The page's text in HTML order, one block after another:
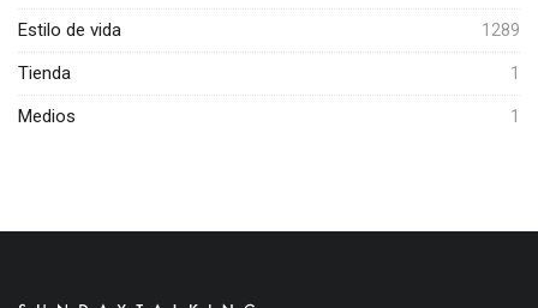
Estilo de vida 1289
Tienda 1
Medios 1